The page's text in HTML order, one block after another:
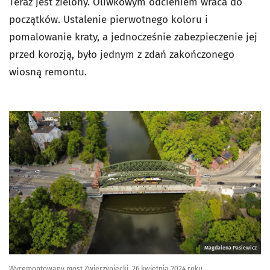
początków. Ustalenie pierwotnego koloru i
pomalowanie kraty, a jednocześnie zabezpieczenie jej
przed korozją, było jednym z zdań zakończonego
wiosną remontu.
Magdalena Pasiewicz